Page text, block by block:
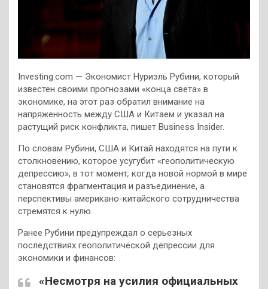
Investing.com — Экономист Нуриэль Рубини, который
известен своими прогнозами «конца света» в
экономике, на этот раз обратил внимание на
напряженность между США и Китаем и указал на
растущий риск конфликта, пишет Business Insider.
По словам Рубини, США и Китай находятся на пути к
столкновению, которое усугубит «геополитическую
депрессию», в тот момент, когда новой нормой в мире
становятся фрагментация и разъединение, а
перспективы американо-китайского сотрудничества
стремятся к нулю.
Ранее Рубини предупреждал о серьезных
последствиях геополитической депрессии для
экономики и финансов:
«Несмотря на усилия официальных